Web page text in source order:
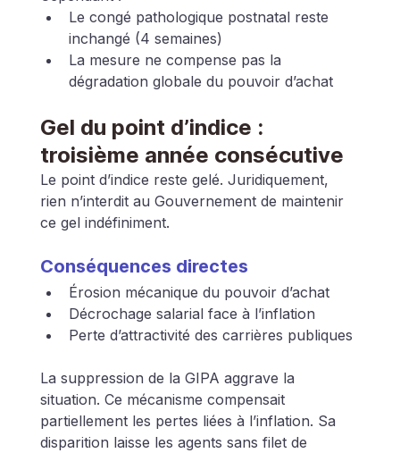
Le congé pathologique postnatal reste
inchangé (4 semaines)
La mesure ne compense pas la
dégradation globale du pouvoir d’achat
Gel du point d’indice :
troisième année consécutive
Le point d’indice reste gelé. Juridiquement,
rien n’interdit au Gouvernement de maintenir
ce gel indéfiniment.
Conséquences directes
Érosion mécanique du pouvoir d’achat
Décrochage salarial face à l’inflation
Perte d’attractivité des carrières publiques
La suppression de la GIPA aggrave la
situation. Ce mécanisme compensait
partiellement les pertes liées à l’inflation. Sa
disparition laisse les agents sans filet de